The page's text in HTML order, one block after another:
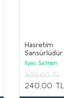
Hasretim
Sansürlüdür
İlyas Salman
300,00 TL
240,00 TL